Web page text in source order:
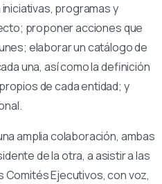
programas y
proponer acciones que
elaborar un catálogo de
una, así como la definición
de cada entidad; y
amplia colaboración, ambas
de la otra, a asistir a las
Ejecutivos, con voz,